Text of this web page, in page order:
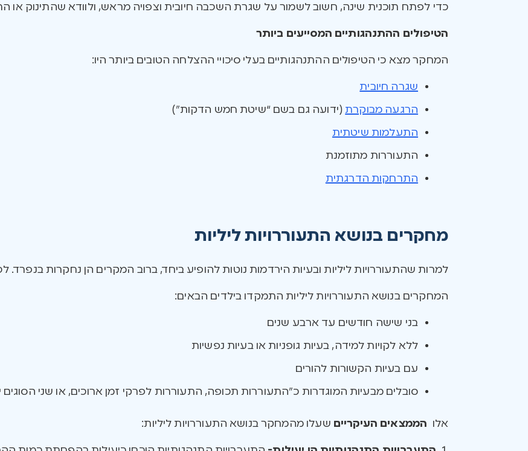
כדי לפתח תוכנית שינה, חשוב לשמור על שגרת השכבה חיובית וצפויה מראש, ולוודא שהתינוק או
הטיפולים ההתנהגותיים המסייעים ביותר
המחקר מצא כי הטיפולים ההתנהגותיים בעלי סיכויי ההצלחה הטובים ביותר היו:
שגרה חיובית
הרגעה מבוקרת(ידועה גם בשם “שיטת חמש הדקות”)
התעלמות שיטתית
התעוררות מתוזמנת
התרחקות הדרגתית
מחקרים בנושא התעוררויות ליליות
למרות שהתעוררויות ליליות ובעיות הירדמות נוטות להופיע ביחד, ברוב המקרים הן נחקרות בנפרד.
המחקרים בנושא התעוררויות ליליות התמקדו בילדים הבאים:
בני שישה חודשים עד ארבע שנים
ללא לקויות למידה, בעיות גופניות או בעיות נפשיות
עם בעיות הקשורות להורים
סובלים מבעיות המוגדרות כ”התעוררות תכופה, התעוררות לפרקי זמן ארוכים, או שני הסוגים
אלו הממצאים העיקריים שעלו מהמחקר בנושא התעוררויות ליליות: